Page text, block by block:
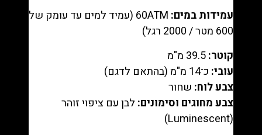
עמידות במים:
60ATM (עמיד למים עד עומק של
600 מטר / 2000 רגל)
קוטר:
עובי: כ־14 מ"מ (בהתאם לדגם)
צבע לוח: שחור
צבע מחוגים וסימונים: לבן עם ציפוי זוהר
(Luminescent)